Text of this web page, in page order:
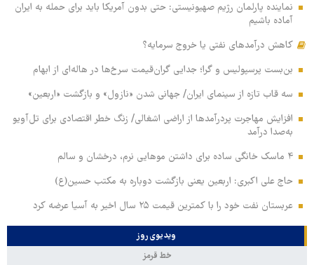
نماینده پارلمان رژیم صهیونیستی: حتی بدون آمریکا باید برای حمله به ایران
آماده باشیم
کاهش درآمدهای نفتی یا خروج سرمایه؟
بن‌بست پرسپولیس و گرا؛ جدایی گران‌قیمت سرخ‌ها در هاله‌ای از ابهام
سه قاب تازه از سینمای ایران/ جهانی شدن «نازول» و بازگشت «اربعین»
افزایش مهاجرت پردرآمدها از اراضی اشغالی/ زنگ خطر اقتصادی برای تل‌آویو
به‌صدا درآمد
۴ ماسک خانگی ساده برای داشتن موهایی نرم، درخشان و سالم
حاج علی اکبری: اربعین یعنی بازگشت دوباره به مکتب حسین(ع)
عربستان نفت خود را با کمترین قیمت ۲۵ سال اخیر به آسیا عرضه کرد
ویدیوی روز
خط قرمز